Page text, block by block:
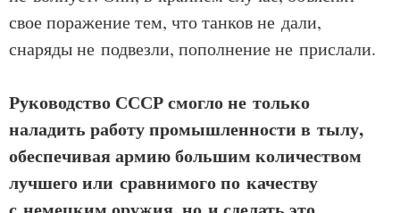
свое поражение тем, что танков не дали,
снаряды не подвезли, пополнение не прислали.
Руководство СССР смогло не только
наладить работу промышленности в тылу,
обеспечивая армию большим количеством
лучшего или сравнимого по качеству